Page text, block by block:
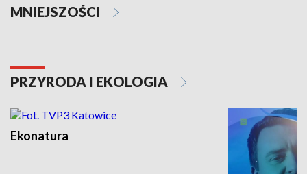
MNIEJSZOŚCI
PRZYRODA I EKOLOGIA
Ekonatura